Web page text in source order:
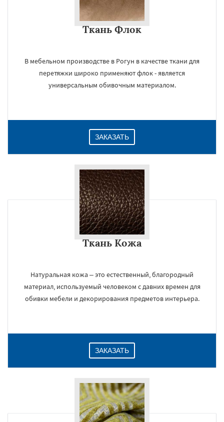
Ткань Флок
В мебельном производстве в Рогун в качестве ткани для
перетяжки широко применяют флок - является
универсальным обивочным материалом.
ЗАКАЗАТЬ
Ткань Кожа
Натуральная кожа – это естественный, благородный
материал, используемый человеком с давних времен для
обивки мебели и декорирования предметов интерьера.
ЗАКАЗАТЬ